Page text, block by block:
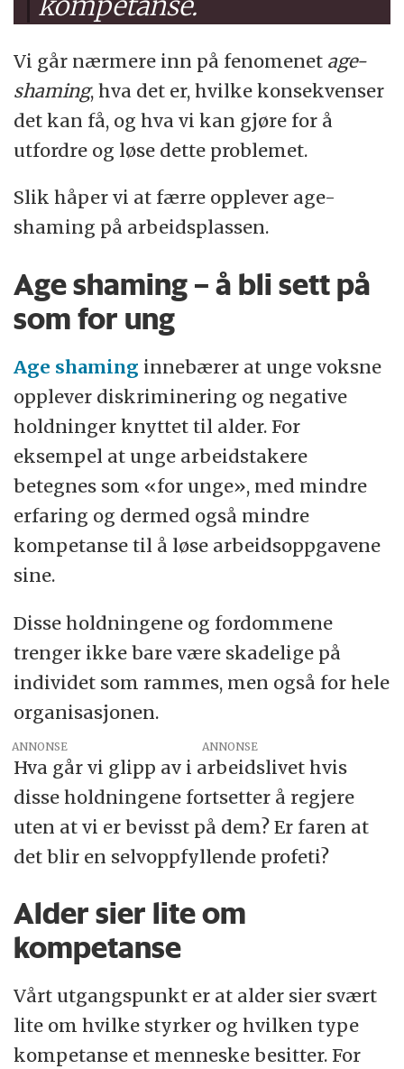
Vi går nærmere inn på fenomenet age-
shaming, hva det er, hvilke konsekvenser
det kan få, og hva vi kan gjøre for å
utfordre og løse dette problemet.
Slik håper vi at færre opplever age-
shaming på arbeidsplassen.
Age shaming – å bli sett på
som for ung
Age shaming innebærer at unge voksne
opplever diskriminering og negative
holdninger knyttet til alder. For
eksempel at unge arbeidstakere
betegnes som «for unge», med mindre
erfaring og dermed også mindre
kompetanse til å løse arbeidsoppgavene
sine.
Disse holdningene og fordommene
trenger ikke bare være skadelige på
individet som rammes, men også for hele
organisasjonen.
ANNONSE
Hva går vi glipp av i arbeidslivet hvis
disse holdningene fortsetter å regjere
uten at vi er bevisst på dem? Er faren at
det blir en selvoppfyllende profeti?
Alder sier lite om
kompetanse
Vårt utgangspunkt er at alder sier svært
lite om hvilke styrker og hvilken type
kompetanse et menneske besitter. For